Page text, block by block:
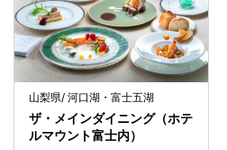
山梨県/ 河口湖・富士五湖
ザ・メインダイニング（ホテ
ルマウント富士内）